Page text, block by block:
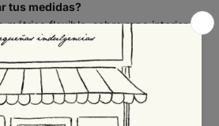
tus medidas?
métrica flexible, sobre ropa interior y
la parte más prominente del busto,
cinta por la espalda.
la parte más estrecha del torso,
del ombligo.